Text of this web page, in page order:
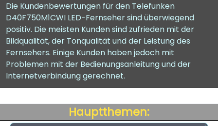
Die Kundenbewertungen für den Telefunken
D40F750M1CWI LED-Fernseher sind überwiegend
positiv. Die meisten Kunden sind zufrieden mit der
Bildqualität, der Tonqualität und der Leistung des
Fernsehers. Einige Kunden haben jedoch mit
Problemen mit der Bedienungsanleitung und der
Internetverbindung gerechnet.
Hauptthemen: